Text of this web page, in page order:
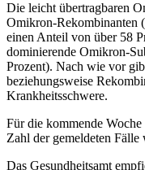
Die leicht übertragbaren
Omikron-Rekombinanten
einen Anteil von über 58
dominierende Omikron-
Prozent). Nach wie vor
beziehungsweise
Krankheitsschwere.
Für die kommende Woche
Zahl der gemeldeten Fälle
Das Gesundheitsamt